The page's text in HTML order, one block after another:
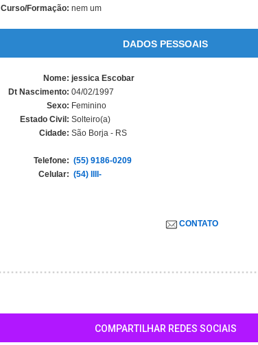
Curso/Formação: nem um
DADOS PESSOAIS
Nome: jessica Escobar
Dt Nascimento: 04/02/1997
Sexo: Feminino
Estado Civil: Solteiro(a)
Cidade: São Borja - RS
Telefone: (55) 9186-0209
Celular: (54) llll-
CONTATO
COMPARTILHAR REDES SOCIAIS